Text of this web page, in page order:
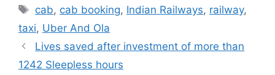
Tags
cab, cab booking, Indian Railways, railway,
taxi, Uber And Ola
Lives saved after investment of more than
1242 Sleepless hours